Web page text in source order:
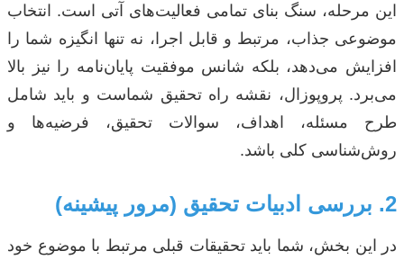
این مرحله، سنگ بنای تمامی فعالیت‌های آتی است. انتخاب
موضوعی جذاب، مرتبط و قابل اجرا، نه تنها انگیزه شما را
افزایش می‌دهد، بلکه شانس موفقیت پایان‌نامه را نیز بالا
می‌برد. پروپوزال، نقشه راه تحقیق شماست و باید شامل
طرح مسئله، اهداف، سوالات تحقیق، فرضیه‌ها و
روش‌شناسی کلی باشد.
2. بررسی ادبیات تحقیق (مرور پیشینه)
در این بخش، شما باید تحقیقات قبلی مرتبط با موضوع خود